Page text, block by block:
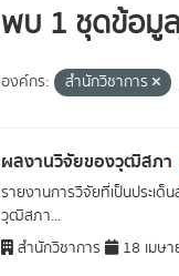
พบ 1 ชุดข้อมูล
องค์กร: สำนักวิชาการ
ผลงานวิจัยของวุฒิสภา
รายงานการวิจัยที่เป็นประเ
วุฒิสภา...
สำนักวิชาการ
18 เมษ